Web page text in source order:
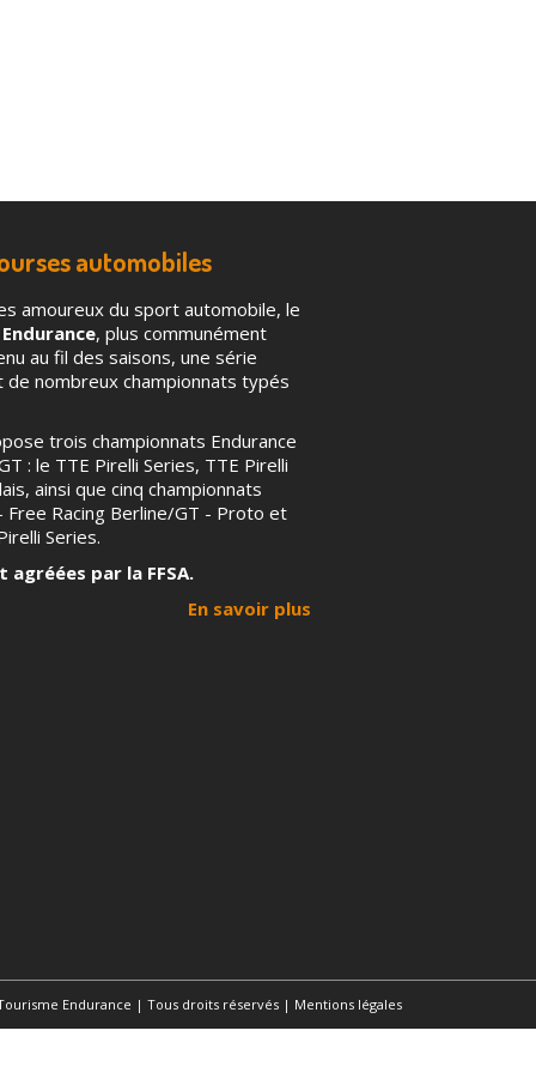
automobiles
amoureux du sport automobile, le
, plus communément
au fil des saisons, une série
nombreux championnats typés
trois championnats Endurance
: le TTE Pirelli Series, TTE Pirelli
ainsi que cinq championnats
Racing Berline/GT - Proto et
Series.
agréées par la FFSA.
En savoir plus
Endurance | Tous droits réservés | Mentions légales